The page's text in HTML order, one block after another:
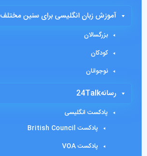
آموزش زبان انگلیسی برای سنین مختلف
بزرگسالان
کودکان
نوجوانان
رسانه24Talk
پادکست انگلیسی
پادکست British Council
پادکست VOA